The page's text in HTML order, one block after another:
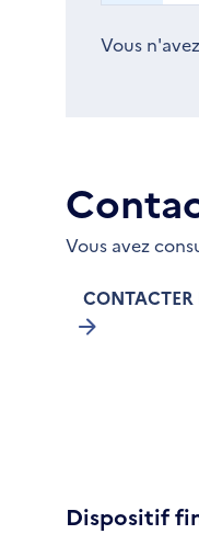
Vous
Vous avez
CONTACTER
Dispositif